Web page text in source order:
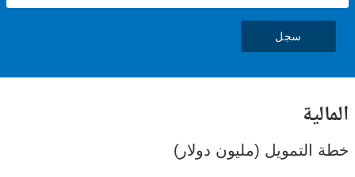
(مليون دولار)